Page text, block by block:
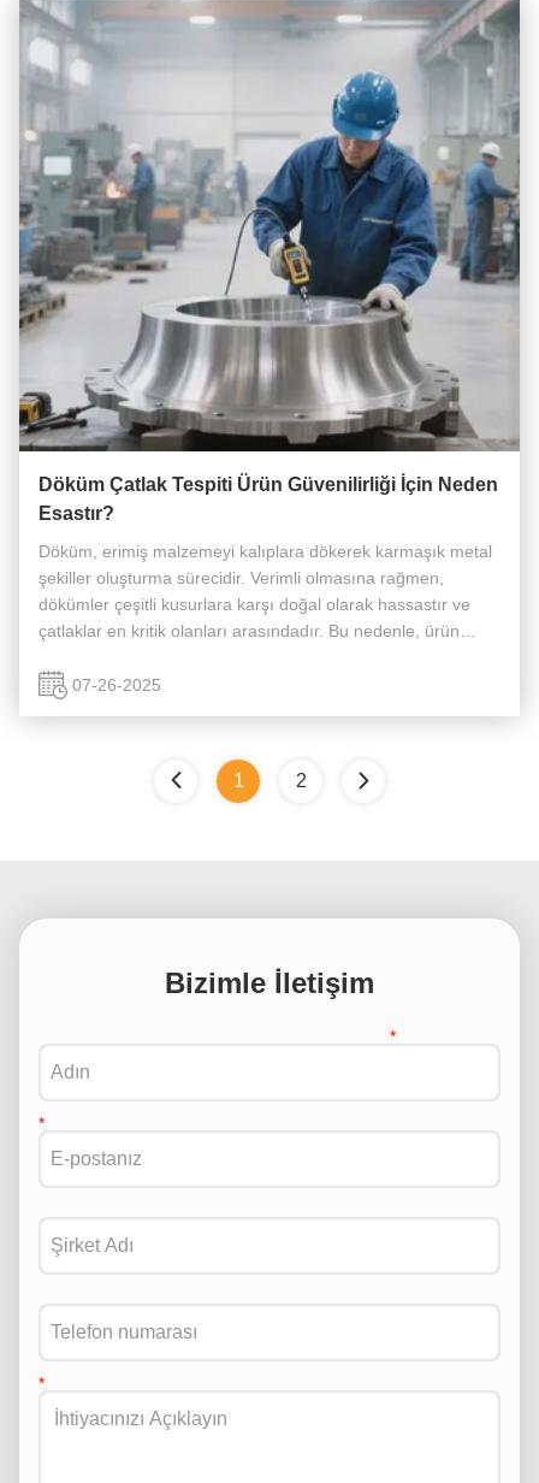
Döküm Çatlak Tespiti Ürün Güvenilirliği İçin Neden
Esastır?
Döküm, erimiş malzemeyi kalıplara dökerek karmaşık metal
şekiller oluşturma sürecidir. Verimli olmasına rağmen,
dökümler çeşitli kusurlara karşı doğal olarak hassastır ve
çatlaklar en kritik olanları arasındadır. Bu nedenle, ürün
...
07-26-2025
1 2
Bizimle İletişim